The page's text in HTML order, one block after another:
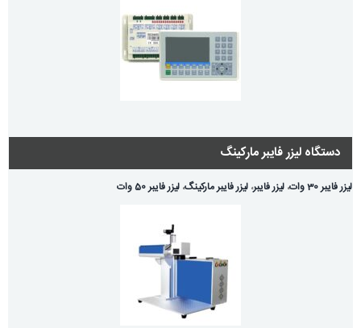
دستگاه لیزر فایبر مارکینگ
لیزر فایبر 30 وات ، لیزر فایبر، لیزر فایبر مارکینگ، لیزر فایبر 50 وات